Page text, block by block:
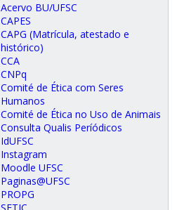
Acervo BU/UFSC
CAPES
CAPG (Matrícula, atestado e
histórico)
CCA
CNPq
Comité de Ética com Seres
Humanos
Comité de Ética no Uso de Animais
Consulta Qualis Períódicos
IdUFSC
Instagram
Moodle UFSC
Paginas@UFSC
PROPG